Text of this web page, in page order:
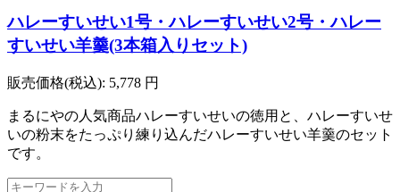
ハレーすいせい1号・ハレーすいせい2号・ハレー
すいせい羊羹(3本箱入りセット)
販売価格(税込): 5,778 円
まるにやの人気商品ハレーすいせいの徳用と、ハレーすいせ
いの粉末をたっぷり練り込んだハレーすいせい羊羹のセット
です。